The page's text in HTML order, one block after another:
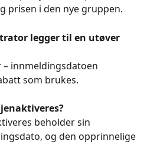
prisen i den nye gruppen.
legger til en utøver
innmeldingsdatoen
som brukes.
beholder sin
og den opprinnelige